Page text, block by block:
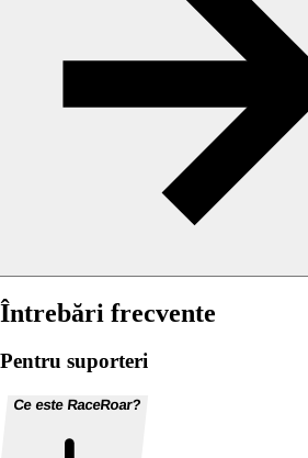
Întrebări frecvente
Pentru suporteri
Ce este RaceRoar?